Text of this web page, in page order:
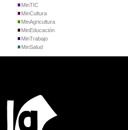
MinTIC
MinCultura
MinAgricultura
MinEducación
MinTrabajo
MinSalud